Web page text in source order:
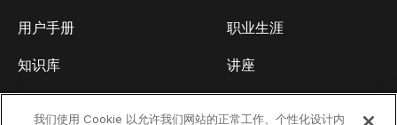
用户手册
知识库
职业生涯
讲座
我们使用 Cookie 以允许我们网站的正常工作、个性化设计内